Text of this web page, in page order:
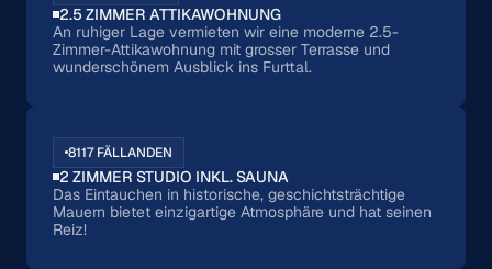
2.5 ZIMMER ATTIKAWOHNUNG
An ruhiger Lage vermieten wir eine moderne 2.5-
Zimmer-Attikawohnung mit grosser Terrasse und
wunderschönem Ausblick ins Furttal.
8117 FÄLLANDEN
2 ZIMMER STUDIO INKL. SAUNA
Das Eintauchen in historische, geschichtsträchtige
Mauern bietet einzigartige Atmosphäre und hat seinen
Reiz!